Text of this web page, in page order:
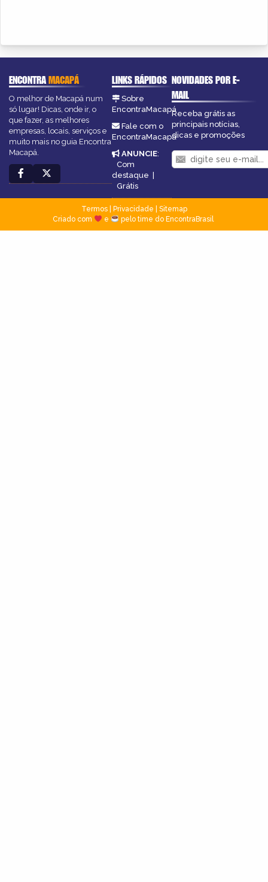
ENCONTRAMACAPÁ
O melhor de Macapá num
só lugar! Dicas, onde ir, o
que fazer, as melhores
empresas, locais, serviços e
muito mais no guia Encontra
Macapá.
LINKS RÁPIDOS
Sobre
EncontraMacapá
Fale com o
EncontraMacapá
ANUNCIE:
Com
destaque |
Grátis
NOVIDADES POR E-
MAIL
Receba grátis as
principais notícias,
dicas e promoções
Termos| Privacidade
Sitemap
Criado com
e pelo time do EncontraBrasil